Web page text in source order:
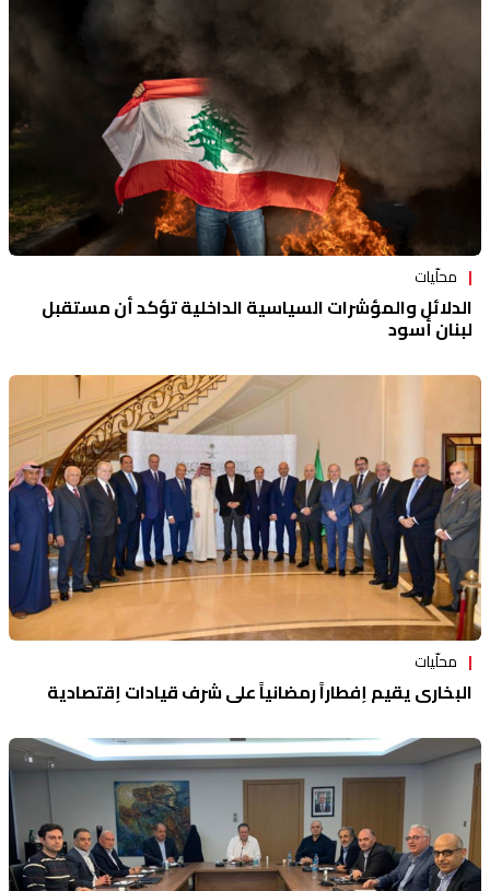
محلّيات
الدلائل والمؤشرات السياسية الداخلية تؤكد أن مستقبل
لبنان أسود
محلّيات
البخاري يقيم إفطاراً رمضانياً على شرف قيادات إقتصادية